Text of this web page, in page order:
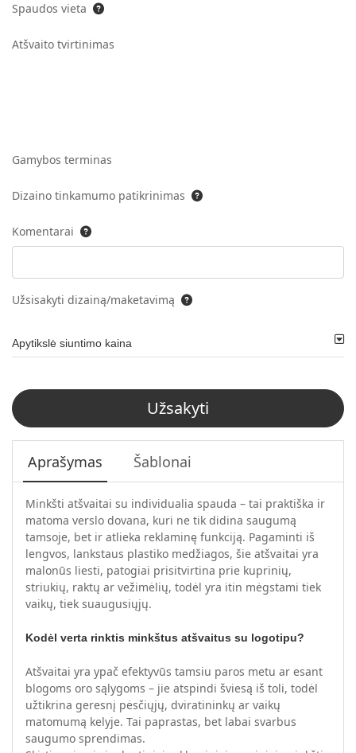
Spaudos vieta
Atšvaito tvirtinimas
Gamybos terminas
Dizaino tinkamumo patikrinimas
Komentarai
Užsisakyti dizainą/maketavimą
Apytikslė siuntimo kaina
Užsakyti
Aprašymas Šablonai
Minkšti atšvaitai su individualia spauda – tai praktiška ir
matoma verslo dovana, kuri ne tik didina saugumą
tamsoje, bet ir atlieka reklaminę funkciją. Pagaminti iš
lengvos, lankstaus plastiko medžiagos, šie atšvaitai yra
malonūs liesti, patogiai prisitvirtina prie kuprinių,
striukių, raktų ar vežimėlių, todėl yra itin mėgstami tiek
vaikų, tiek suaugusiųjų.
Kodėl verta rinktis minkštus atšvaitus su logotipu?
Atšvaitai yra ypač efektyvūs tamsiu paros metu ar esant
blogoms oro sąlygoms – jie atspindi šviesą iš toli, todėl
užtikrina geresnį pėsčiųjų, dviratininkų ar vaikų
matomumą kelyje. Tai paprastas, bet labai svarbus
saugumo sprendimas.